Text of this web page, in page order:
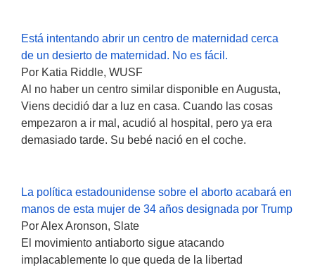
Está intentando abrir un centro de maternidad cerca
de un desierto de maternidad. No es fácil.
Por Katia Riddle, WUSF
Al no haber un centro similar disponible en Augusta,
Viens decidió dar a luz en casa. Cuando las cosas
empezaron a ir mal, acudió al hospital, pero ya era
demasiado tarde. Su bebé nació en el coche.
La política estadounidense sobre el aborto acabará en
manos de esta mujer de 34 años designada por Trump
Por Alex Aronson, Slate
El movimiento antiaborto sigue atacando
implacablemente lo que queda de la libertad